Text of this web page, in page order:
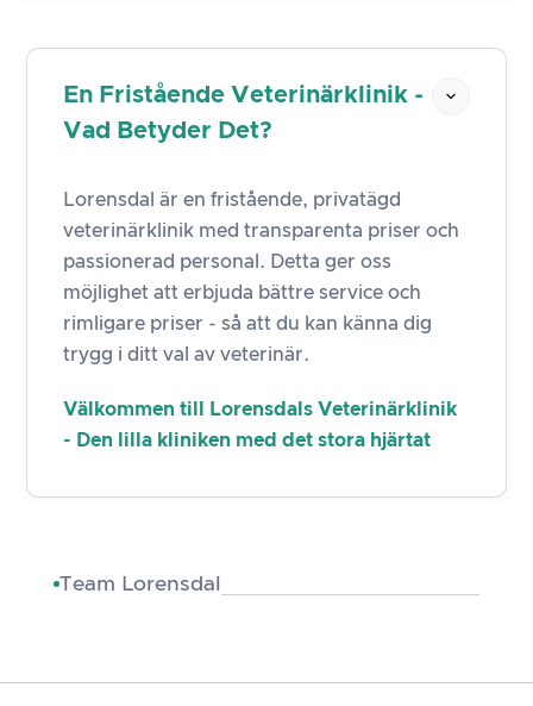
En Fristående Veterinärklinik -
Vad Betyder Det?
Lorensdal är en fristående, privatägd
veterinärklinik med transparenta priser och
passionerad personal. Detta ger oss
möjlighet att erbjuda bättre service och
rimligare priser - så att du kan känna dig
trygg i ditt val av veterinär.
Välkommen till Lorensdals Veterinärklinik
- Den lilla kliniken med det stora hjärtat
Team Lorensdal